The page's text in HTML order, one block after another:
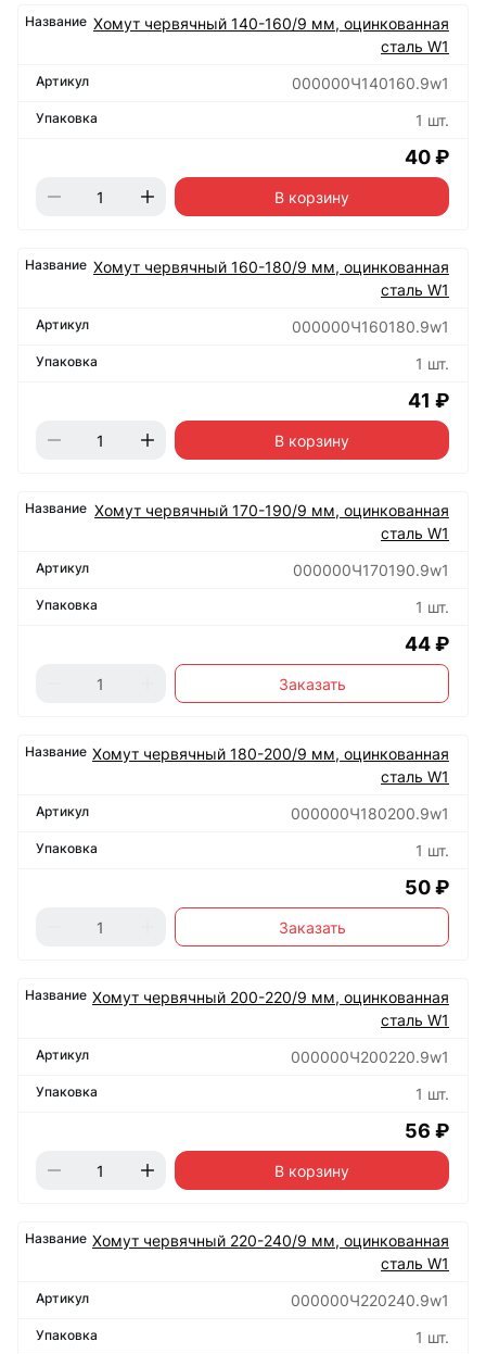
Хомут червячный 140-160/9 мм, оцинкованная
сталь W1
000000Ч140160.9w1
1 шт.
40 ₽
В корзину
Хомут червячный 160-180/9 мм, оцинкованная
сталь W1
000000Ч160180.9w1
1 шт.
41 ₽
В корзину
Хомут червячный 170-190/9 мм, оцинкованная
сталь W1
000000Ч170190.9w1
1 шт.
44 ₽
Заказать
Хомут червячный 180-200/9 мм, оцинкованная
сталь W1
000000Ч180200.9w1
1 шт.
50 ₽
Заказать
Хомут червячный 200-220/9 мм, оцинкованная
сталь W1
000000Ч200220.9w1
1 шт.
56 ₽
В корзину
Хомут червячный 220-240/9 мм, оцинкованная
сталь W1
000000Ч220240.9w1
1 шт.